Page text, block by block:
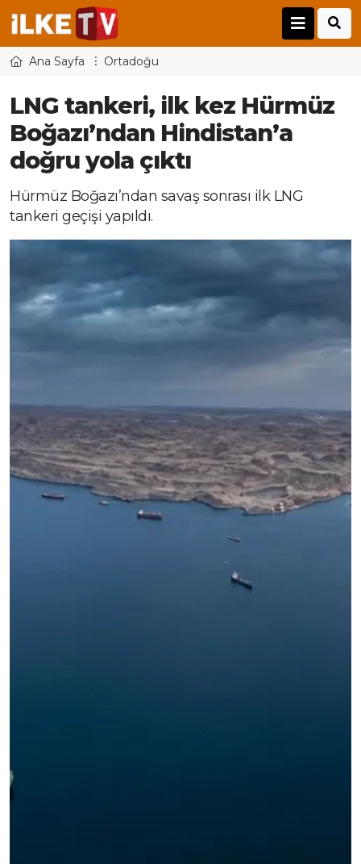
Ana Sayfa Ortadoğu
LNG tankeri, ilk kez Hürmüz
Boğazı’ndan Hindistan’a
doğru yola çıktı
Hürmüz Boğazı’ndan savaş sonrası ilk LNG
tankeri geçişi yapıldı.